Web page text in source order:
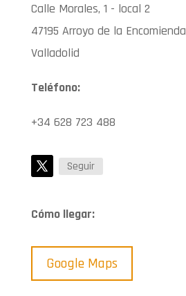
Calle Morales, 1 - local 2
47195 Arroyo de la Encomienda
Valladolid
Teléfono:
+34 628 723 488
Seguir
Cómo llegar:
Google Maps